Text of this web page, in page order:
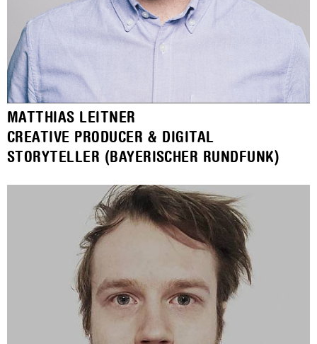
MATTHIAS LEITNER
CREATIVE PRODUCER & DIGITAL
STORYTELLER (BAYERISCHER RUNDFUNK)